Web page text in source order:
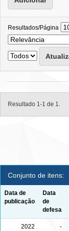
Resultados/Página
Resultado 1-1 de 1.
Conjunto de itens:
Data de
publicação
Data
de
defesa
2022 -